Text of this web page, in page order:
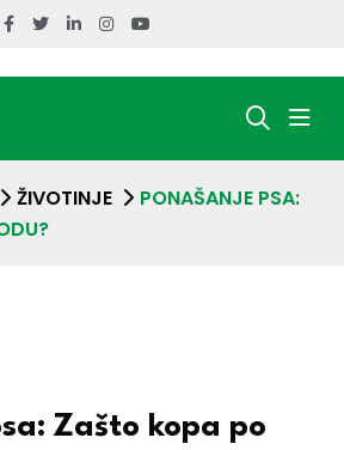
ŽIVOTINJE
PONAŠANJE PSA:
Zašto kopa po